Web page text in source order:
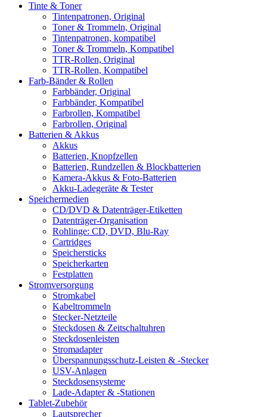
Tinte & Toner
Tintenpatronen, Original
Toner & Trommeln, Original
Tintenpatronen, kompatibel
Toner & Trommeln, Kompatibel
TTR-Rollen, Original
TTR-Rollen, Kompatibel
Farb-Bänder & Rollen
Farbbänder, Original
Farbbänder, Kompatibel
Farbrollen, Kompatibel
Farbrollen, Original
Batterien & Akkus
Akkus
Batterien, Knopfzellen
Batterien, Rundzellen & Blockbatterien
Kamera-Akkus & Foto-Batterien
Akku-Ladegeräte & Tester
Speichermedien
CD/DVD & Datenträger-Etiketten
Datenträger-Organisation
Rohlinge: CD, DVD, Blu-Ray
Cartridges
Speichersticks
Speicherkarten
Festplatten
Stromversorgung
Stromkabel
Kabeltrommeln
Stecker-Netzteile
Steckdosen & Zeitschaltuhren
Steckdosenleisten
Stromadapter
Überspannungsschutz-Leisten & -Stecker
USV-Anlagen
Steckdosensysteme
Lade-Adapter & -Stationen
Tablet-Zubehör
Lautsprecher